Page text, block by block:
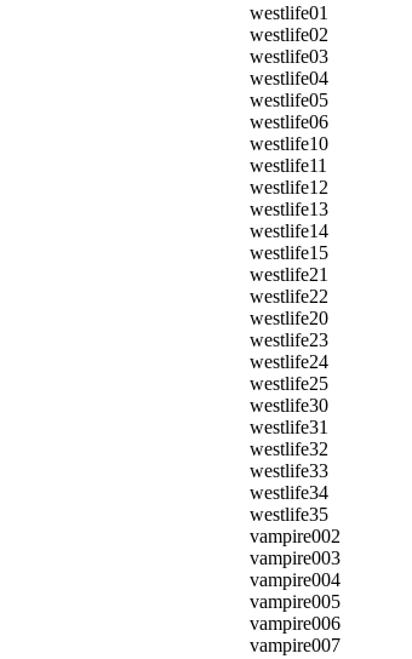
westlife01
westlife02
westlife03
westlife04
westlife05
westlife06
westlife10
westlife11
westlife12
westlife13
westlife14
westlife15
westlife21
westlife22
westlife20
westlife23
westlife24
westlife25
westlife30
westlife31
westlife32
westlife33
westlife34
westlife35
vampire002
vampire003
vampire004
vampire005
vampire006
vampire007